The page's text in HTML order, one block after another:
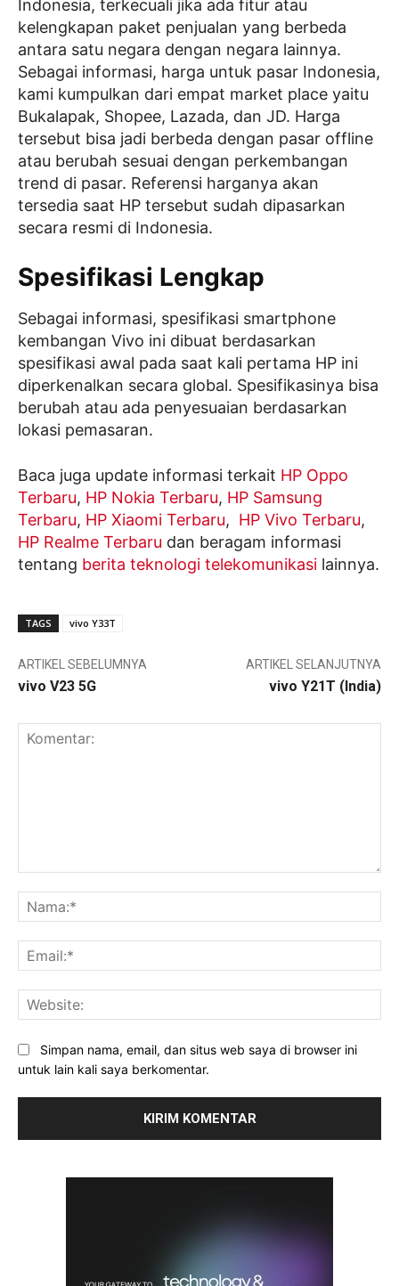
Indonesia, terkecuali jika ada fitur atau
kelengkapan paket penjualan yang berbeda
antara satu negara dengan negara lainnya.
Sebagai informasi, harga untuk pasar Indonesia,
kami kumpulkan dari empat market place yaitu
Bukalapak, Shopee, Lazada, dan JD. Harga
tersebut bisa jadi berbeda dengan pasar offline
atau berubah sesuai dengan perkembangan
trend di pasar. Referensi harganya akan
tersedia saat HP tersebut sudah dipasarkan
secara resmi di Indonesia.
Spesifikasi Lengkap
Sebagai informasi, spesifikasi smartphone
kembangan Vivo ini dibuat berdasarkan
spesifikasi awal pada saat kali pertama HP ini
diperkenalkan secara global. Spesifikasinya bisa
berubah atau ada penyesuaian berdasarkan
lokasi pemasaran.
Baca juga update informasi terkait HP Oppo
Terbaru, HP Nokia Terbaru, HP Samsung
Terbaru, HP Xiaomi Terbaru, HP Vivo Terbaru,
HP Realme Terbaru dan beragam informasi
tentang berita teknologi telekomunikasi lainnya.
TAGS vivo Y33T
ARTIKEL SEBELUMNYA
vivo V23 5G
ARTIKEL SELANJUTNYA
vivo Y21T (India)
Simpan nama, email, dan situs web saya di browser ini
untuk lain kali saya berkomentar.